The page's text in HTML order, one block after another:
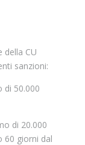
della CU
sanzioni:
di 50.000
di 20.000
60 giorni dal